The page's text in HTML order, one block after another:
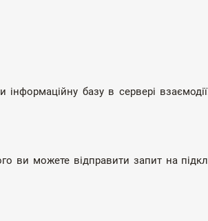
інформаційну базу в сервері
ви можете відправити запит на